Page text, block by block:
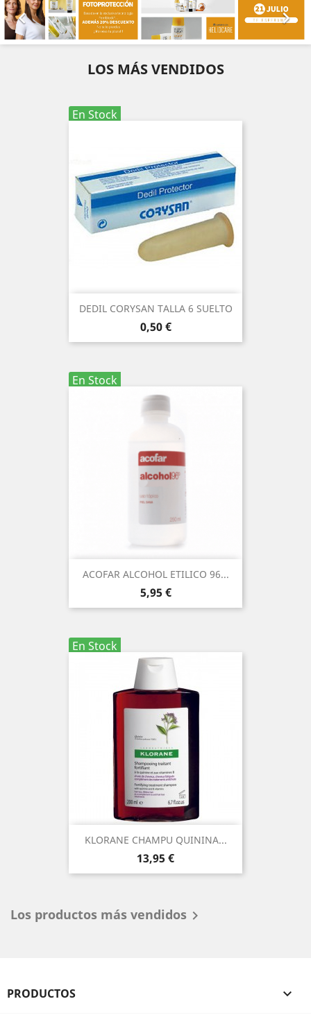
 
LOS MÁS VENDIDOS
En Stock
DEDIL CORYSAN TALLA 6 SUELTO
Precio
0,50 €
En Stock
ACOFAR ALCOHOL ETILICO 96...
Precio
5,95 €
En Stock
KLORANE CHAMPU QUININA...
Precio
13,95 €
Los productos más vendidos 
PRODUCTOS 